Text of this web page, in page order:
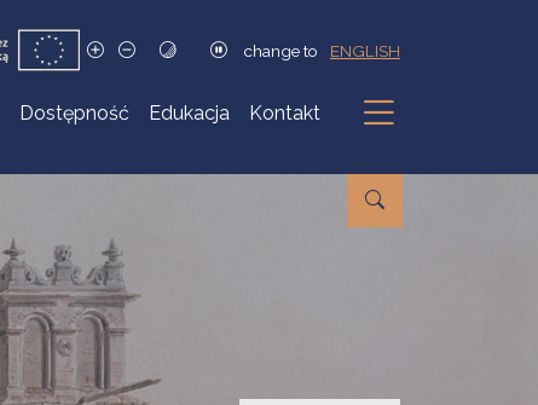
change to ENGLISH
Dostępność Edukacja Kontakt
Podmenu